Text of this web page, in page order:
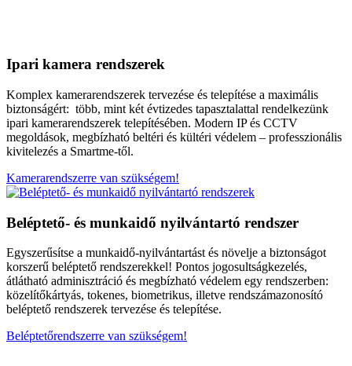
Ipari kamera rendszerek
Komplex kamerarendszerek tervezése és telepítése a maximális
biztonságért: több, mint két évtizedes tapasztalattal rendelkezünk
ipari kamerarendszerek telepítésében. Modern IP és CCTV
megoldások, megbízható beltéri és kültéri védelem – professzionális
kivitelezés a Smartme-től.
Kamerarendszerre van szükségem!
Beléptető- és munkaidő nyilvántartó rendszer
Egyszerűsítse a munkaidő-nyilvántartást és növelje a biztonságot
korszerű beléptető rendszerekkel! Pontos jogosultságkezelés,
átlátható adminisztráció és megbízható védelem egy rendszerben:
közelítőkártyás, tokenes, biometrikus, illetve rendszámazonosító
beléptető rendszerek tervezése és telepítése.
Beléptetőrendszerre van szükségem!